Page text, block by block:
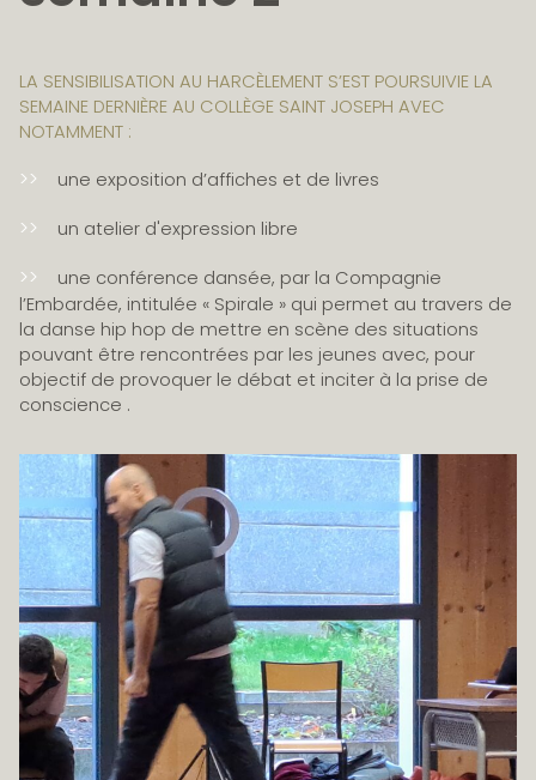
LA SENSIBILISATION AU HARCÈLEMENT S’EST POURSUIVIE LA
SEMAINE DERNIÈRE AU COLLÈGE SAINT JOSEPH AVEC
NOTAMMENT :
une exposition d’affiches et de livres
un atelier d'expression libre
une conférence dansée, par la Compagnie
l’Embardée, intitulée « Spirale » qui permet au travers de
la danse hip hop de mettre en scène des situations
pouvant être rencontrées par les jeunes avec, pour
objectif de provoquer le débat et inciter à la prise de
conscience .